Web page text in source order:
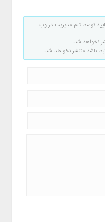
توسط تیم مدیریت در وب
نخواهد شد.
باشد منتشر نخواهد شد.